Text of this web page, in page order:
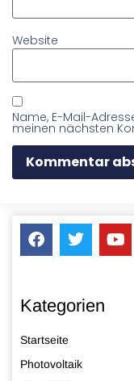
Website
Name, E-Mail-
meinen nächsten
Kategorien
Startseite
Photovoltaik